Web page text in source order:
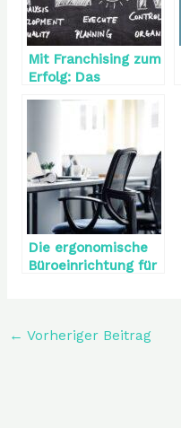
Mit Franchising zum
Erfolg: Das
Selbstständigkeit
Die ergonomische
Büroeinrichtung für
fehlen?
← Vorheriger Beitrag